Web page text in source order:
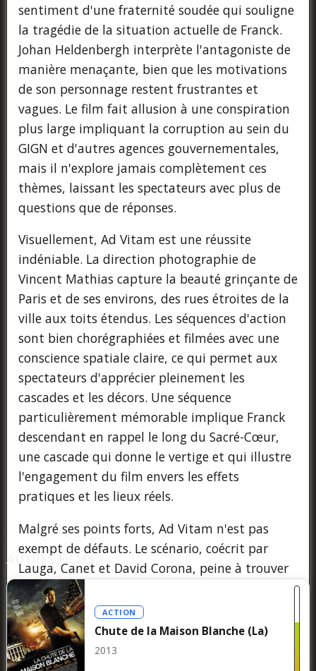
sentiment d'une fraternité soudée qui souligne
la tragédie de la situation actuelle de Franck.
Johan Heldenbergh interprète l'antagoniste de
manière menaçante, bien que les motivations
de son personnage restent frustrantes et
vagues. Le film fait allusion à une conspiration
plus large impliquant la corruption au sein du
GIGN et d'autres agences gouvernementales,
mais il n'explore jamais complètement ces
thèmes, laissant les spectateurs avec plus de
questions que de réponses.
Visuellement, Ad Vitam est une réussite
indéniable. La direction photographie de
Vincent Mathias capture la beauté grinçante de
Paris et de ses environs, des rues étroites de la
ville aux toits étendus. Les séquences d'action
sont bien chorégraphiées et filmées avec une
conscience spatiale claire, ce qui permet aux
spectateurs d'apprécier pleinement les
cascades et les décors. Une séquence
particulièrement mémorable implique Franck
descendant en rappel le long du Sacré-Cœur,
une cascade qui donne le vertige et qui illustre
l'engagement du film envers les effets
pratiques et les lieux réels.
Malgré ses points forts, Ad Vitam n'est pas
exempt de défauts. Le scénario, coécrit par
Lauga, Canet et David Corona, peine à trouver
l'équilibre entre les scènes d'action et la
narration axée sur les personnages. Le résultat
est un film qui semble décousu, avec de longs
passages d'exposition qui interrompent le flux
de l'action. De plus, bien que les 95 minutes du
AUTRES FILMS
ACTION
Chute de la Maison Blanche (La)
2013